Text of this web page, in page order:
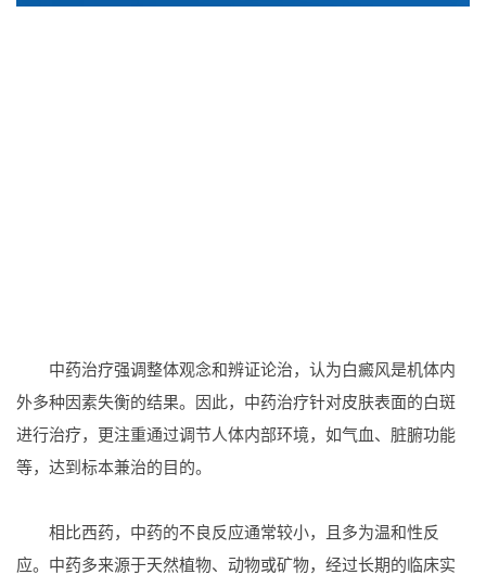
中药治疗强调整体观念和辨证论治，认为白癜风是机体内
外多种因素失衡的结果。因此，中药治疗针对皮肤表面的白斑
进行治疗，更注重通过调节人体内部环境，如气血、脏腑功能
等，达到标本兼治的目的。
相比西药，中药的不良反应通常较小，且多为温和性反
应。中药多来源于天然植物、动物或矿物，经过长期的临床实